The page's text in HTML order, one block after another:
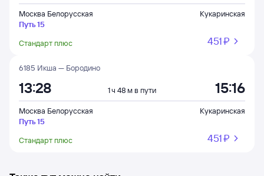
Москва Белорусская
Путь 15
Кукаринская
Стандарт плюс 451 ⁠₽
6185 Икша — Бородино
13:28 1 ч 48 м в пути 15:16
Москва Белорусская
Путь 15
Кукаринская
Стандарт плюс 451 ⁠₽